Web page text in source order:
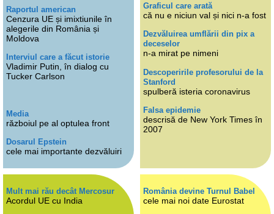
Raportul american
Cenzura UE și imixtiunile în
alegerile din România și
Moldova
Interviul care a făcut istorie
Vladimir Putin, în dialog cu
Tucker Carlson
Media
războiul pe al optulea front
Dosarul Epstein
cele mai importante dezvăluiri
Graficul care arată
că nu e niciun val și nici n-a fost
Dezvăluirea umflării din pix a
deceselor
n-a mirat pe nimeni
Descoperirile profesorului de la
Stanford
spulberă isteria coronavirus
Falsa epidemie
descrisă de New York Times în
2007
Mult mai rău decât Mercosur
Acordul UE cu India
România devine Turnul Babel
cele mai noi date Eurostat